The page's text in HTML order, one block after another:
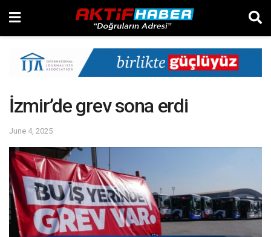
İzmir’de grev sona erdi
June 4, 2025